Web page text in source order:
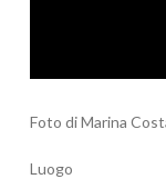
Foto di Marina
Luogo